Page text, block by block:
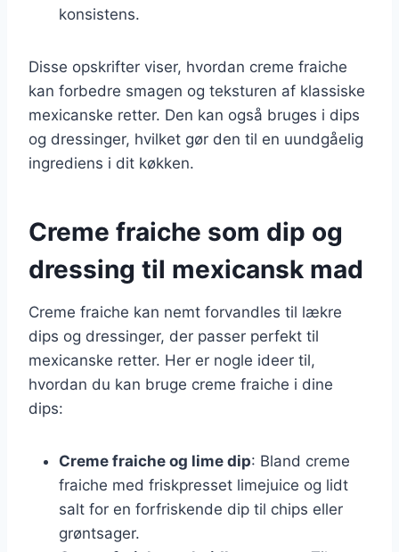
konsistens.
Disse opskrifter viser, hvordan creme fraiche
kan forbedre smagen og teksturen af klassiske
mexicanske retter. Den kan også bruges i dips
og dressinger, hvilket gør den til en uundgåelig
ingrediens i dit køkken.
Creme fraiche som dip og
dressing til mexicansk mad
Creme fraiche kan nemt forvandles til lækre
dips og dressinger, der passer perfekt til
mexicanske retter. Her er nogle ideer til,
hvordan du kan bruge creme fraiche i dine
dips:
Creme fraiche og lime dip: Bland creme
fraiche med friskpresset limejuice og lidt
salt for en forfriskende dip til chips eller
grøntsager.